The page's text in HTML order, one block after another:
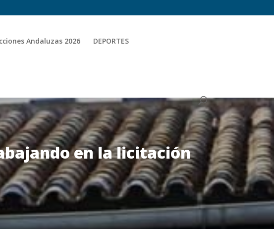
Andaluzas 2026 DEPORTES
en la licitación